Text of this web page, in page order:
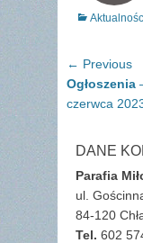
Categories
Nawigacja
wpisu
← Previous
Ogłoszenia
czerwca
DANE
Parafia
ul.
84-120
Tel. 602